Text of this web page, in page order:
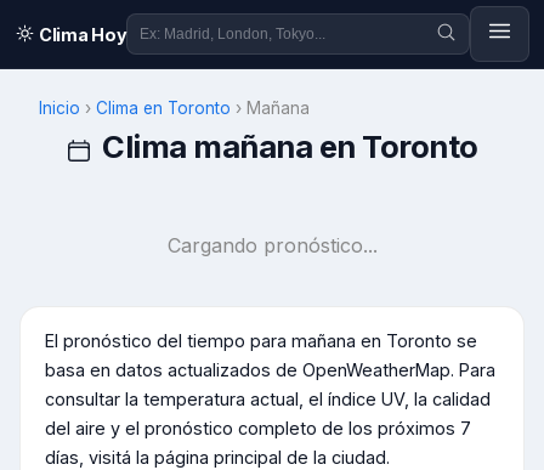
Clima Hoy
Inicio › Clima en Toronto › Mañana
Clima mañana en Toronto
Cargando pronóstico...
El pronóstico del tiempo para mañana en Toronto se
basa en datos actualizados de OpenWeatherMap. Para
consultar la temperatura actual, el índice UV, la calidad
del aire y el pronóstico completo de los próximos 7
días, visitá la página principal de la ciudad.